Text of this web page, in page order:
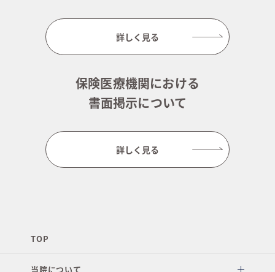
詳しく見る
保険医療機関における
書面掲示について
詳しく見る
TOP
当院について